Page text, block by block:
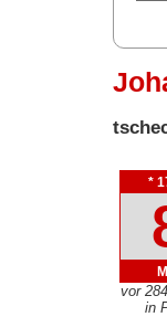
*
vor
in